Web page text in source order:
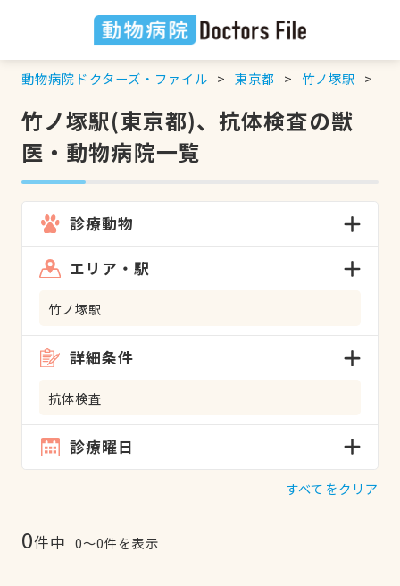
動物病院ドクターズ・ファイル 東京都 竹ノ塚駅
竹ノ塚駅(東京都)、抗体検査の獣
医・動物病院一覧
診療動物
エリア・駅
竹ノ塚駅
詳細条件
抗体検査
診療曜日
すべてをクリア
0件中 0〜0件を表示